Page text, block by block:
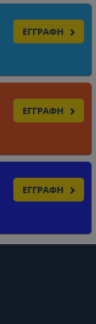
ΕΓΓΡΑΦΗ
ΕΓΓΡΑΦΗ
ΕΓΓΡΑΦΗ